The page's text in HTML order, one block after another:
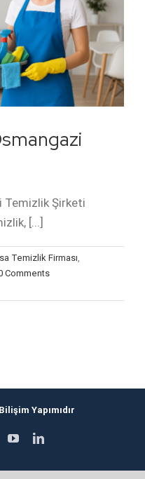
Temizlik Şirketi
[...]
Temizlik Firması
Comments
Yapımıdır
YouTubeLinkedIn